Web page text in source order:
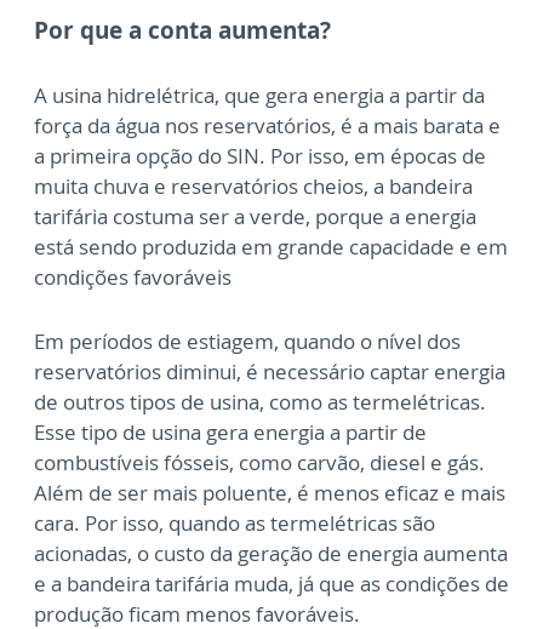
Por que a conta aumenta?
A usina hidrelétrica, que gera energia a partir da
força da água nos reservatórios, é a mais barata e
a primeira opção do SIN. Por isso, em épocas de
muita chuva e reservatórios cheios, a bandeira
tarifária costuma ser a verde, porque a energia
está sendo produzida em grande capacidade e em
condições favoráveis
Em períodos de estiagem, quando o nível dos
reservatórios diminui, é necessário captar energia
de outros tipos de usina, como as termelétricas.
Esse tipo de usina gera energia a partir de
combustíveis fósseis, como carvão, diesel e gás.
Além de ser mais poluente, é menos eficaz e mais
cara. Por isso, quando as termelétricas são
acionadas, o custo da geração de energia aumenta
e a bandeira tarifária muda, já que as condições de
produção ficam menos favoráveis.